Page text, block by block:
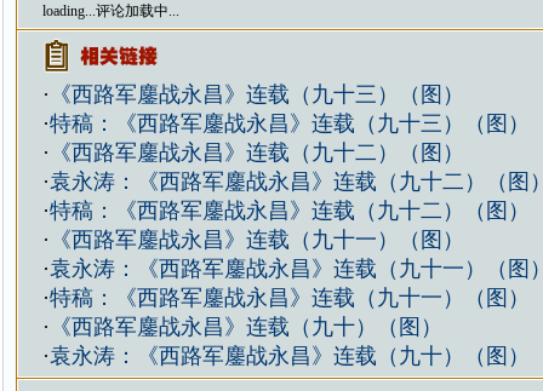
loading...评论加载中...
· 《西路军鏖战永昌》连载（九十三）（图）
·特稿：《西路军鏖战永昌》连载（九十三）（图）
· 《西路军鏖战永昌》连载（九十二）（图）
·袁永涛：《西路军鏖战永昌》连载（九十二）（图
·特稿：《西路军鏖战永昌》连载（九十二）（图）
· 《西路军鏖战永昌》连载（九十一）（图）
·袁永涛：《西路军鏖战永昌》连载（九十一）（图
·特稿：《西路军鏖战永昌》连载（九十一）（图）
· 《西路军鏖战永昌》连载（九十）（图）
·袁永涛：《西路军鏖战永昌》连载（九十）（图）